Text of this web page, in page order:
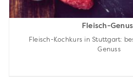
Fleisch-
Fleisch-Kochkurs in Stuttgart:
Genuss